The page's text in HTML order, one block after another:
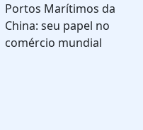
Portos Marítimos da
China: seu papel no
comércio mundial